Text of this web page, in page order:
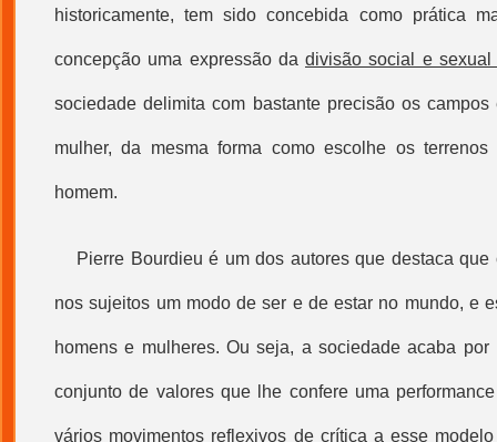
historicamente, tem sido concebida como prática
concepção uma expressão da divisão social e sexual
sociedade delimita com bastante precisão os
mulher, da mesma forma como escolhe os
homem.
Pierre Bourdieu é um dos autores que destaca
nos sujeitos um modo de ser e de estar no mundo, e
homens e mulheres. Ou seja, a sociedade acaba
conjunto de valores que lhe confere uma
vários movimentos reflexivos de crítica a esse